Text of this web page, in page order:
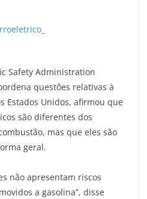
Safety Administration
questões relativas à
Estados Unidos, afirmou que
são diferentes dos
mas que eles são
geral.
não apresentam riscos
a gasolina”, disse